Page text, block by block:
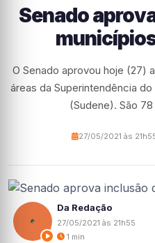
Senado
O Senado aprovou hoje (27)
áreas da Superintendência
(Sudene). São
27/05/2021 às
Da Redação
27/05/2021 às 21h55
1 min